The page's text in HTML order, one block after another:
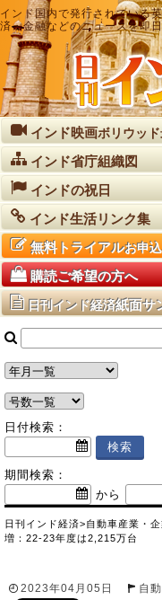
インド国内で発行されている
済・金融などのニュースを即
インド映画ボリウッ
インド省庁組織図
インドの祝日
インド生活リンク集
無料トライアルお申
購読ご希望の方へ
日刊インド経済紙面サ
日付検索：
期間検索：
から
日刊インド経済>自動車産業・企
増：22-23年度は2,215万台
2023年04月05日 自